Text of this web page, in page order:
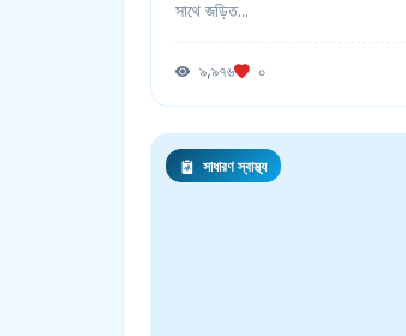
সাথে জড়িত...
৯,৯৭৬ ০
সাধারণ স্বাস্থ্য